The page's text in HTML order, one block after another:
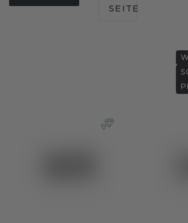
SEITE